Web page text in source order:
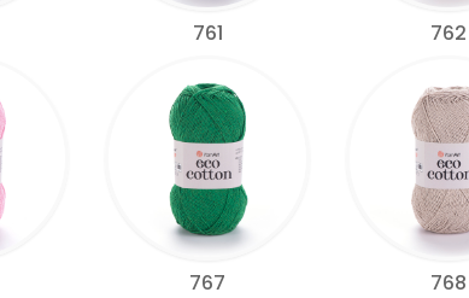
761 762
767 768